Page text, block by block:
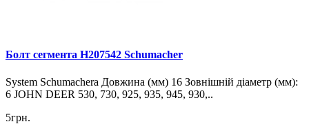
Болт сегмента H207542 Schumacher
System Schumachera Довжина (мм) 16 Зовнішній діаметр (мм):
6 JOHN DEER 530, 730, 925, 935, 945, 930,..
5грн.